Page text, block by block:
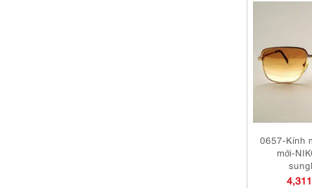
0657-Kính
mới-